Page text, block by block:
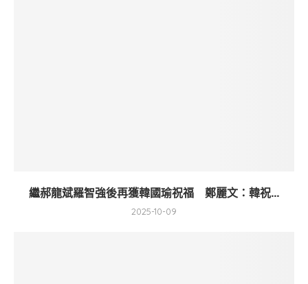
繼郝龍斌羅智強後再獲韓國瑜祝福 鄭麗文：韓祝...
2025-10-09